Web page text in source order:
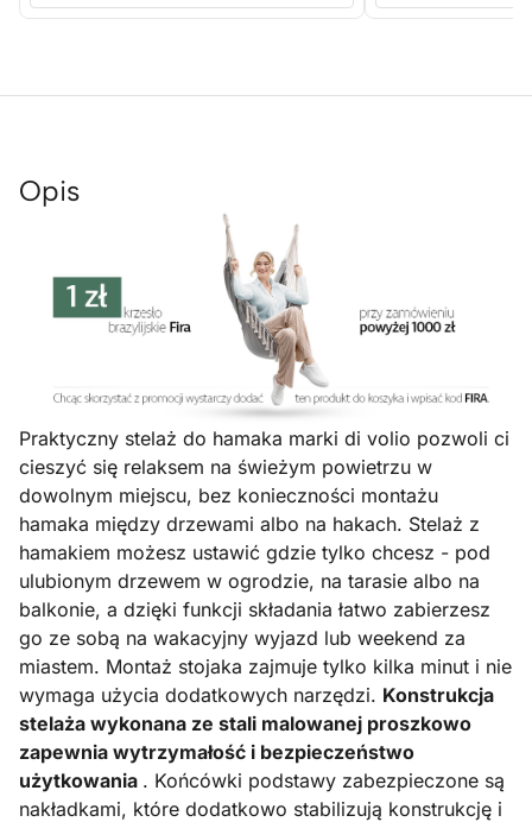
Opis
Praktyczny stelaż do hamaka marki di volio pozwoli ci
cieszyć się relaksem na świeżym powietrzu w
dowolnym miejscu, bez konieczności montażu
hamaka między drzewami albo na hakach. Stelaż z
hamakiem możesz ustawić gdzie tylko chcesz - pod
ulubionym drzewem w ogrodzie, na tarasie albo na
balkonie, a dzięki funkcji składania łatwo zabierzesz
go ze sobą na wakacyjny wyjazd lub weekend za
miastem. Montaż stojaka zajmuje tylko kilka minut i nie
wymaga użycia dodatkowych narzędzi. Konstrukcja
stelaża wykonana ze stali malowanej proszkowo
zapewnia wytrzymałość i bezpieczeństwo
użytkowania . Końcówki podstawy zabezpieczone są
nakładkami, które dodatkowo stabilizują konstrukcję i